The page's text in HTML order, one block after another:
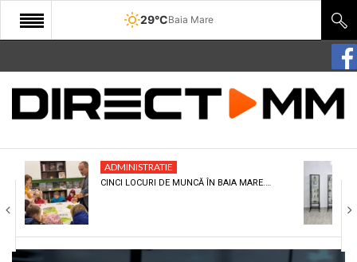
29°CBaia Mare
START
COMUNITATE
CULTURA
ECONOMIE
SANATATE
ADMINISTRATIE
CINCI LOCURI DE MUNCĂ ÎN BAIA MARE.…